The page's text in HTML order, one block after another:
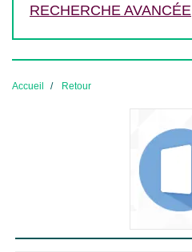
RECHERCHE AVANCÉE
Accueil Retour